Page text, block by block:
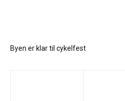
Byen er klar til cykelfest